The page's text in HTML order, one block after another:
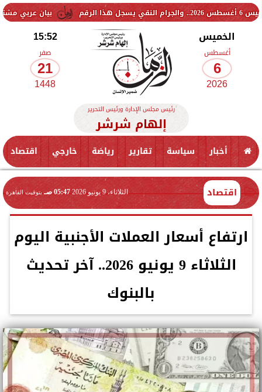
بيان عربي مشترك يدين
الخميس
أغسطس
6
2026
15:52
صفر
21
1448
رئيس مجلس الإدارة ورئيس التحرير
إلهام شرشر
أخبار سياسة تقارير رياضة خارجي اقتصاد
اقتصاد الثلاثاء، 9 يونيو 2026 05:47 صـ بتوقيت القاهرة
ارتفاع أسعار العملات الأجنبية اليوم
الثلاثاء 9 يونيو 2026.. آخر تحديث
بالبنوك